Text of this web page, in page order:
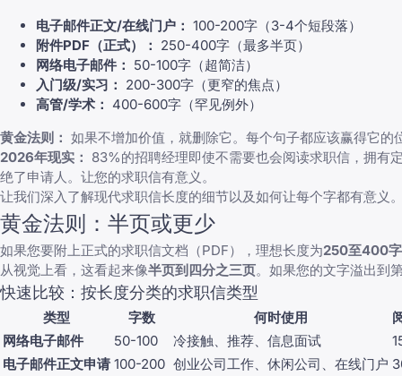
电子邮件正文/在线门户： 100-200字（3-4个短段落）
附件PDF（正式）： 250-400字（最多半页）
网络电子邮件： 50-100字（超简洁）
入门级/实习： 200-300字（更窄的焦点）
高管/学术： 400-600字（罕见例外）
黄金法则： 如果不增加价值，就删除它。每个句子都应该赢得它的
2026年现实： 83%的招聘经理即使不需要也会阅读求职信，拥有
绝了申请人。让您的求职信有意义。
让我们深入了解现代求职信长度的细节以及如何让每个字都有意义
黄金法则：半页或更少
如果您要附上正式的求职信文档（PDF），理想长度为250至400字
从视觉上看，这看起来像半页到四分之三页。如果您的文字溢出到
快速比较：按长度分类的求职信类型
类型 字数 何时使用
网络电子邮件
50-100 冷接触、推荐、信息面试
电子邮件正文申请 100-200 创业公司工作、休闲公司、在线门户